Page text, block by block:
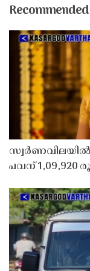
Recommended
സ്വർണവിലയിൽ
പവന് 1,09,920